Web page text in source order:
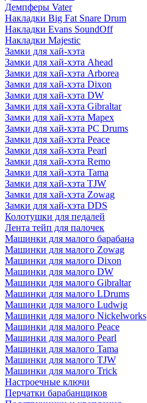
Демпферы Vater
Накладки Big Fat Snare Drum
Накладки Evans SoundOff
Накладки Majestic
Замки для хай-хэта
Замки для хай-хэта Ahead
Замки для хай-хэта Arborea
Замки для хай-хэта Dixon
Замки для хай-хэта DW
Замки для хай-хэта Gibraltar
Замки для хай-хэта Mapex
Замки для хай-хэта PC Drums
Замки для хай-хэта Peace
Замки для хай-хэта Pearl
Замки для хай-хэта Remo
Замки для хай-хэта Tama
Замки для хай-хэта TJW
Замки для хай-хэта Zowag
Замки для хай-хэта DDS
Колотушки для педалей
Лента тейп для палочек
Машинки для малого барабана
Машинки для малого Zowag
Машинки для малого Dixon
Машинки для малого DW
Машинки для малого Gibraltar
Машинки для малого LDrums
Машинки для малого Ludwig
Машинки для малого Nickelworks
Машинки для малого Peace
Машинки для малого Pearl
Машинки для малого Tama
Машинки для малого TJW
Машинки для малого Trick
Настроечные ключи
Перчатки барабанщиков